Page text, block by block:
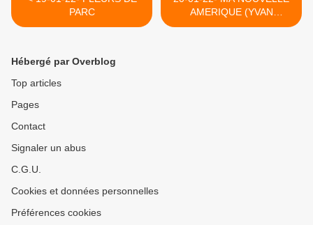
PARC
AMERIQUE (YVAN
BALCHOY) >
Hébergé par Overblog
Top articles
Pages
Contact
Signaler un abus
C.G.U.
Cookies et données personnelles
Préférences cookies